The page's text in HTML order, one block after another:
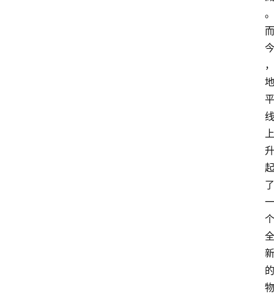
。
而
今
，
地
平
线
上
升
起
了
一
个
全
新
的
物